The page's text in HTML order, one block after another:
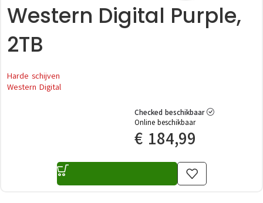
Western Digital Purple,
2TB
Harde schijven
Western Digital
Checked beschikbaar
Online beschikbaar
€ 184,99